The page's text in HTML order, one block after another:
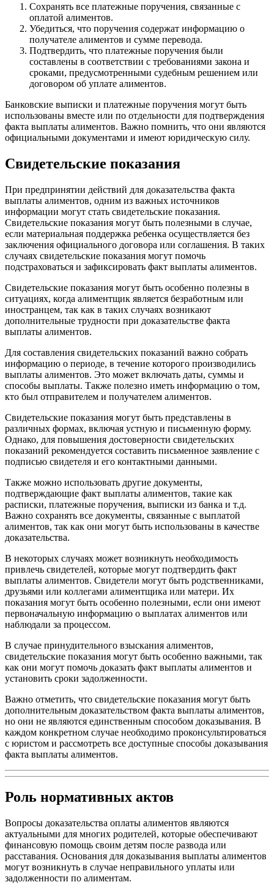
Сохранять все платежные поручения, связанные с
оплатой алиментов.
Убедиться, что поручения содержат информацию о
получателе алиментов и сумме перевода.
Подтвердить, что платежные поручения были
составлены в соответствии с требованиями закона и
сроками, предусмотренными судебным решением или
договором об уплате алиментов.
Банковские выписки и платежные поручения могут быть
использованы вместе или по отдельности для подтверждения
факта выплаты алиментов. Важно помнить, что они являются
официальными документами и имеют юридическую силу.
Свидетельские показания
При предпринятии действий для доказательства факта
выплаты алиментов, одним из важных источников
информации могут стать свидетельские показания.
Свидетельские показания могут быть полезными в случае,
если материальная поддержка ребенка осуществляется без
заключения официального договора или соглашения. В таких
случаях свидетельские показания могут помочь
подстраховаться и зафиксировать факт выплаты алиментов.
Свидетельские показания могут быть особенно полезны в
ситуациях, когда алиментщик является безработным или
иностранцем, так как в таких случаях возникают
дополнительные трудности при доказательстве факта
выплаты алиментов.
Для составления свидетельских показаний важно собрать
информацию о периоде, в течение которого производились
выплаты алиментов. Это может включать даты, суммы и
способы выплаты. Также полезно иметь информацию о том,
кто был отправителем и получателем алиментов.
Свидетельские показания могут быть представлены в
различных формах, включая устную и письменную форму.
Однако, для повышения достоверности свидетельских
показаний рекомендуется составить письменное заявление с
подписью свидетеля и его контактными данными.
Также можно использовать другие документы,
подтверждающие факт выплаты алиментов, такие как
расписки, платежные поручения, выписки из банка и т.д.
Важно сохранять все документы, связанные с выплатой
алиментов, так как они могут быть использованы в качестве
доказательства.
В некоторых случаях может возникнуть необходимость
привлечь свидетелей, которые могут подтвердить факт
выплаты алиментов. Свидетели могут быть родственниками,
друзьями или коллегами алиментщика или матери. Их
показания могут быть особенно полезными, если они имеют
первоначальную информацию о выплатах алиментов или
наблюдали за процессом.
В случае принудительного взыскания алиментов,
свидетельские показания могут быть особенно важными, так
как они могут помочь доказать факт выплаты алиментов и
установить сроки задолженности.
Важно отметить, что свидетельские показания могут быть
дополнительным доказательством факта выплаты алиментов,
но они не являются единственным способом доказывания. В
каждом конкретном случае необходимо проконсультироваться
с юристом и рассмотреть все доступные способы доказывания
факта выплаты алиментов.
Роль нормативных актов
Вопросы доказательства оплаты алиментов являются
актуальными для многих родителей, которые обеспечивают
финансовую помощь своим детям после развода или
расставания. Основания для доказывания выплаты алиментов
могут возникнуть в случае неправильного уплаты или
задолженности по алиментам.